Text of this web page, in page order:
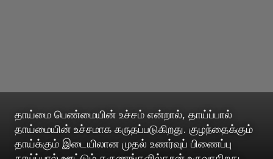
தாய்மை பெண்மையின் உச்சம் என்றால், தாய்ப்பால்
தாய்மையின் உச்சமாக கருதப்படுகிறது. குழந்தைக்கும்
தாய்க்கும் இடையிலான முதல் உணர்வுப் பிணைப்பு